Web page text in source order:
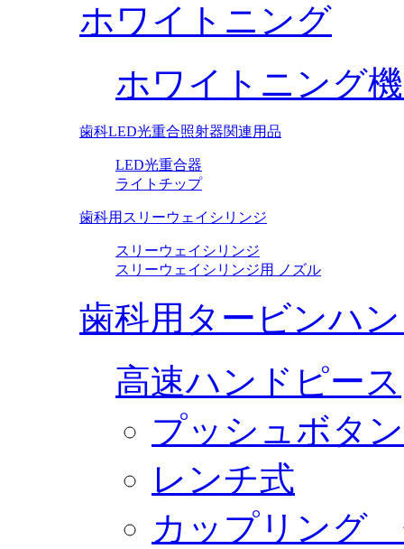
ホワイトニング
ホワイトニング
歯科LED光重合照射器関連用品
LED光重合器
ライトチップ
歯科用スリーウェイシリンジ
スリーウェイシリンジ
スリーウェイシリンジ用 ノズル
歯科用タービンハ
高速ハンドピース
プッシュボタン
レンチ式
カップリング